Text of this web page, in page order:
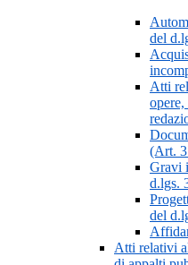
del
Atti
(Art.
Gravi
d.lgs.
del
Atti relativi